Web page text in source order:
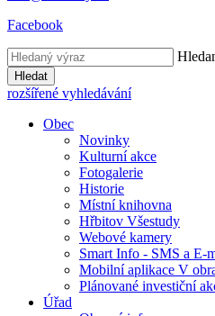
Facebook
Hledat
rozšířené vyhledávání
Obec
Novinky
Kulturní akce
Fotogalerie
Historie
Místní knihovna
Hřbitov Všestudy
Webové kamery
Smart Info - SMS a E-
Mobilní aplikace V
Plánované investiční
Úřad